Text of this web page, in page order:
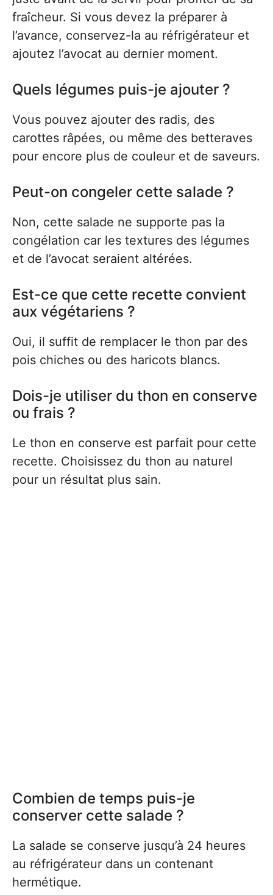
fraîcheur. Si vous devez la préparer à
l’avance, conservez-la au réfrigérateur et
ajoutez l’avocat au dernier moment.
Quels légumes puis-je ajouter ?
Vous pouvez ajouter des radis, des
carottes râpées, ou même des betteraves
pour encore plus de couleur et de saveurs.
Peut-on congeler cette salade ?
Non, cette salade ne supporte pas la
congélation car les textures des légumes
et de l’avocat seraient altérées.
Est-ce que cette recette convient
aux végétariens ?
Oui, il suffit de remplacer le thon par des
pois chiches ou des haricots blancs.
Dois-je utiliser du thon en conserve
ou frais ?
Le thon en conserve est parfait pour cette
recette. Choisissez du thon au naturel
pour un résultat plus sain.
Combien de temps puis-je
conserver cette salade ?
La salade se conserve jusqu’à 24 heures
au réfrigérateur dans un contenant
hermétique.